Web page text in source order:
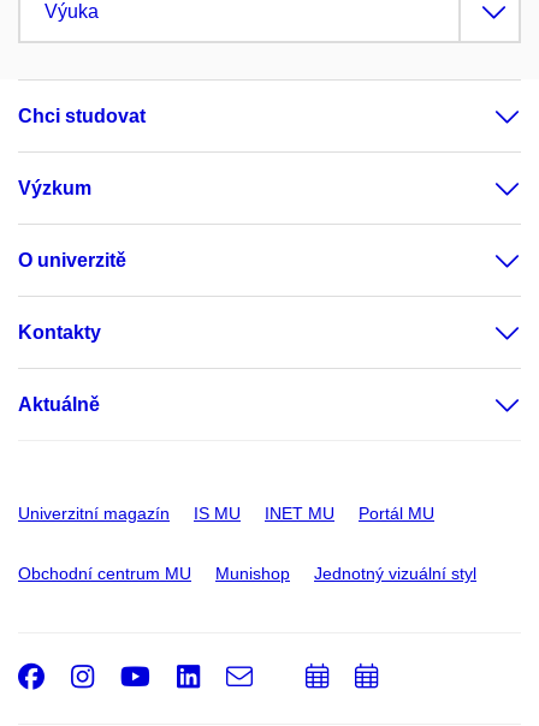
Výuka
Chci studovat
Výzkum
O univerzitě
Kontakty
Aktuálně
Univerzitní magazín IS MU INET MU Portál MU
Obchodní centrum MU Munishop Jednotný vizuální styl
Facebook
Instagram
Youtube
LinkedIn
e-
PřidatPřidat